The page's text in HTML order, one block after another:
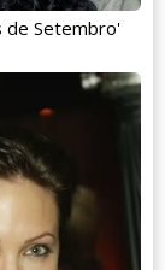
de Setembro'